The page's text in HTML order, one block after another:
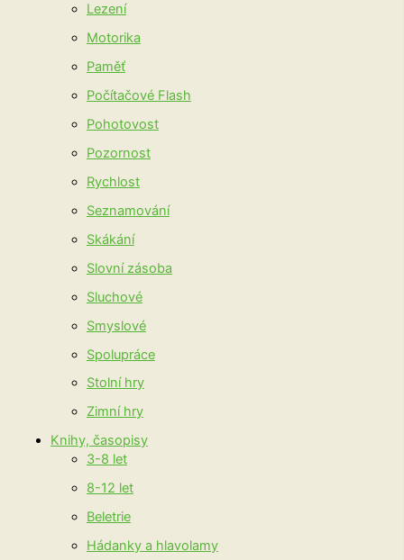
Lezení
Motorika
Paměť
Počítačové Flash
Pohotovost
Pozornost
Rychlost
Seznamování
Skákání
Slovní zásoba
Sluchové
Smyslové
Spolupráce
Stolní hry
Zimní hry
Knihy, časopisy
3-8 let
8-12 let
Beletrie
Hádanky a hlavolamy